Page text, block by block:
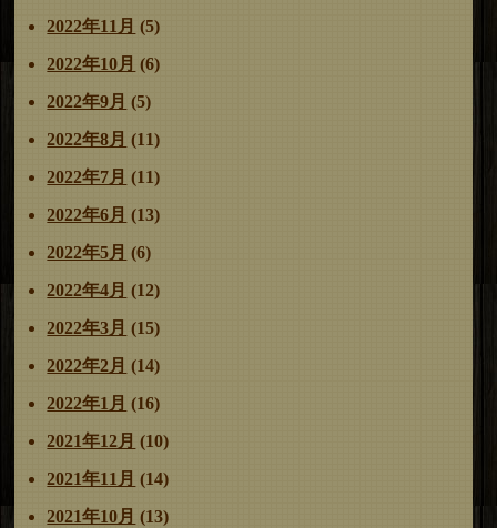
2022年11月 (5)
2022年10月 (6)
2022年9月 (5)
2022年8月 (11)
2022年7月 (11)
2022年6月 (13)
2022年5月 (6)
2022年4月 (12)
2022年3月 (15)
2022年2月 (14)
2022年1月 (16)
2021年12月 (10)
2021年11月 (14)
2021年10月 (13)